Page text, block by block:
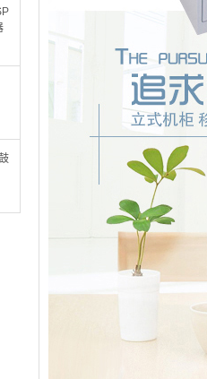
1022/3015/3020/3030/050/3050z/